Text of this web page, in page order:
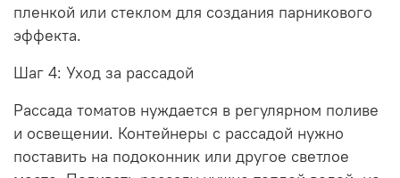
пленкой или стеклом для создания парникового
эффекта.
Шаг 4: Уход за рассадой
Рассада томатов нуждается в регулярном поливе
и освещении. Контейнеры с рассадой нужно
поставить на подоконник или другое светлое